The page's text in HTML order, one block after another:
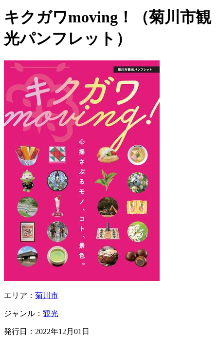
キクガワmoving！（菊川市観
光パンフレット）
エリア： 菊川市
ジャンル： 観光
発行日： 2022年12月01日